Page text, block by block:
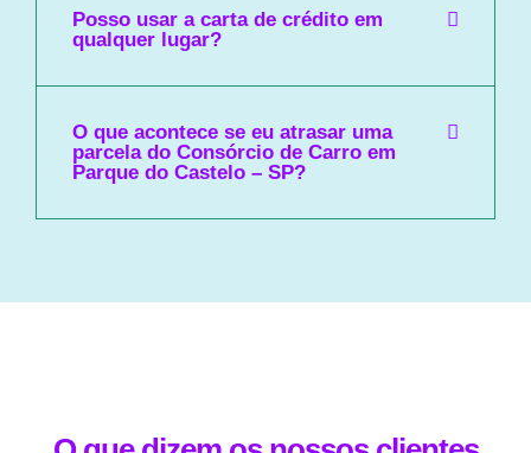
Posso usar a carta de crédito em
qualquer lugar?
O que acontece se eu atrasar uma
parcela do Consórcio de Carro em
Parque do Castelo – SP?